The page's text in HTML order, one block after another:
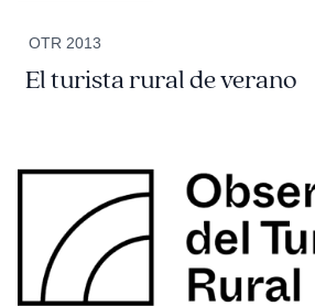
OTR 2013
El turista rural de verano